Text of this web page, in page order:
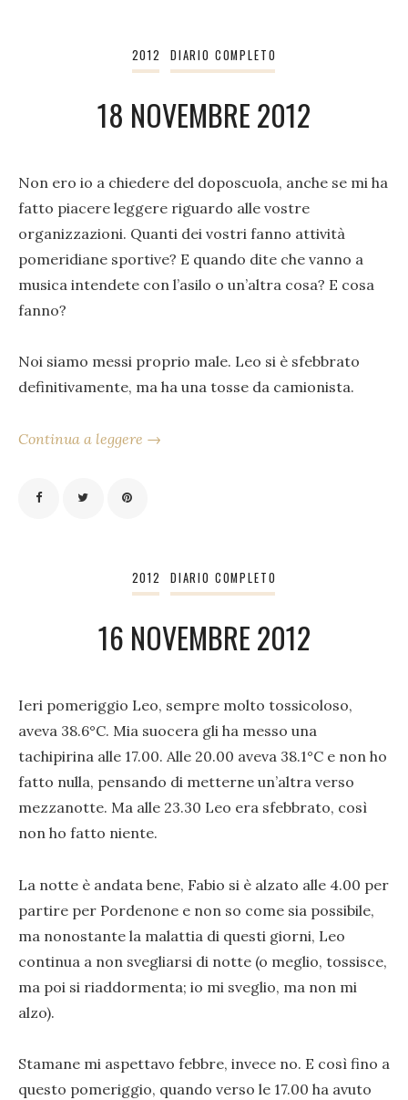
2012 DIARIO COMPLETO
18 NOVEMBRE 2012
Non ero io a chiedere del doposcuola, anche se mi ha
fatto piacere leggere riguardo alle vostre
organizzazioni. Quanti dei vostri fanno attività
pomeridiane sportive? E quando dite che vanno a
musica intendete con l’asilo o un’altra cosa? E cosa
fanno?
Noi siamo messi proprio male. Leo si è sfebbrato
definitivamente, ma ha una tosse da camionista.
Continua a leggere →
2012 DIARIO COMPLETO
16 NOVEMBRE 2012
Ieri pomeriggio Leo, sempre molto tossicoloso,
aveva 38.6°C. Mia suocera gli ha messo una
tachipirina alle 17.00. Alle 20.00 aveva 38.1°C e non ho
fatto nulla, pensando di metterne un’altra verso
mezzanotte. Ma alle 23.30 Leo era sfebbrato, così
non ho fatto niente.
La notte è andata bene, Fabio si è alzato alle 4.00 per
partire per Pordenone e non so come sia possibile,
ma nonostante la malattia di questi giorni, Leo
continua a non svegliarsi di notte (o meglio, tossisce,
ma poi si riaddormenta; io mi sveglio, ma non mi
alzo).
Stamane mi aspettavo febbre, invece no. E così fino a
questo pomeriggio, quando verso le 17.00 ha avuto